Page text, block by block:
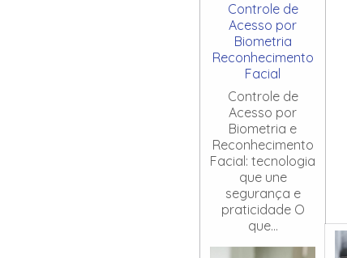
Controle de
Acesso por
Biometria
Reconhecimento
Facial
Controle de
Acesso por
Biometria e
Reconhecimento
Facial: tecnologia
que une
segurança e
praticidade O
que...